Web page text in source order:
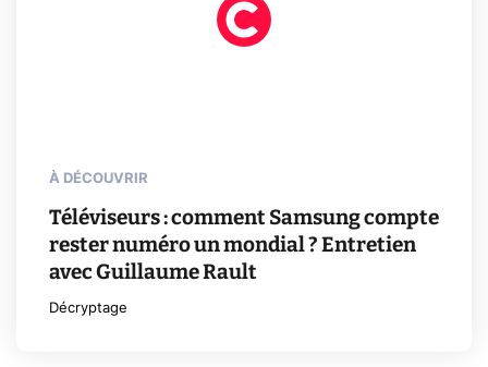
À DÉCOUVRIR
Téléviseurs : comment Samsung compte
rester numéro un mondial ? Entretien
avec Guillaume Rault
Décryptage